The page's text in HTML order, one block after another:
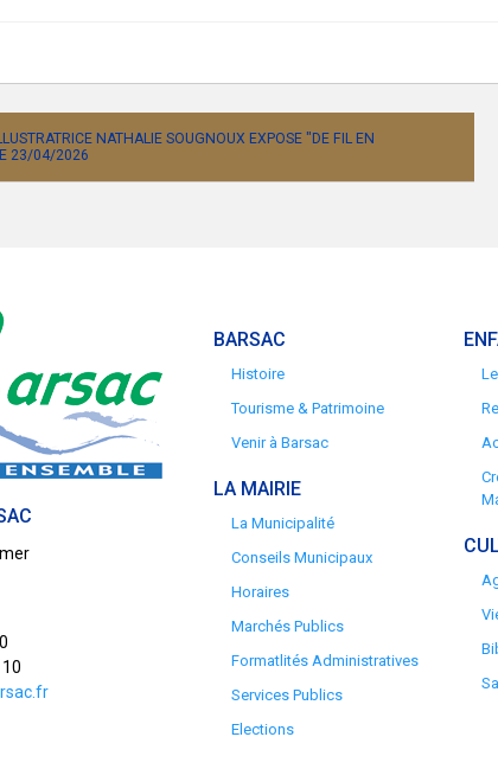
NATHALIE SOUGNOUX EXPOSE "DE FIL EN
23/04/2026
BARSAC
Histoire
Tourisme & Patrimoine
Venir à Barsac
LA MAIRIE
La Municipalité
Conseils Municipaux
Horaires
Marchés Publics
Formatlités Administratives
Services Publics
Elections